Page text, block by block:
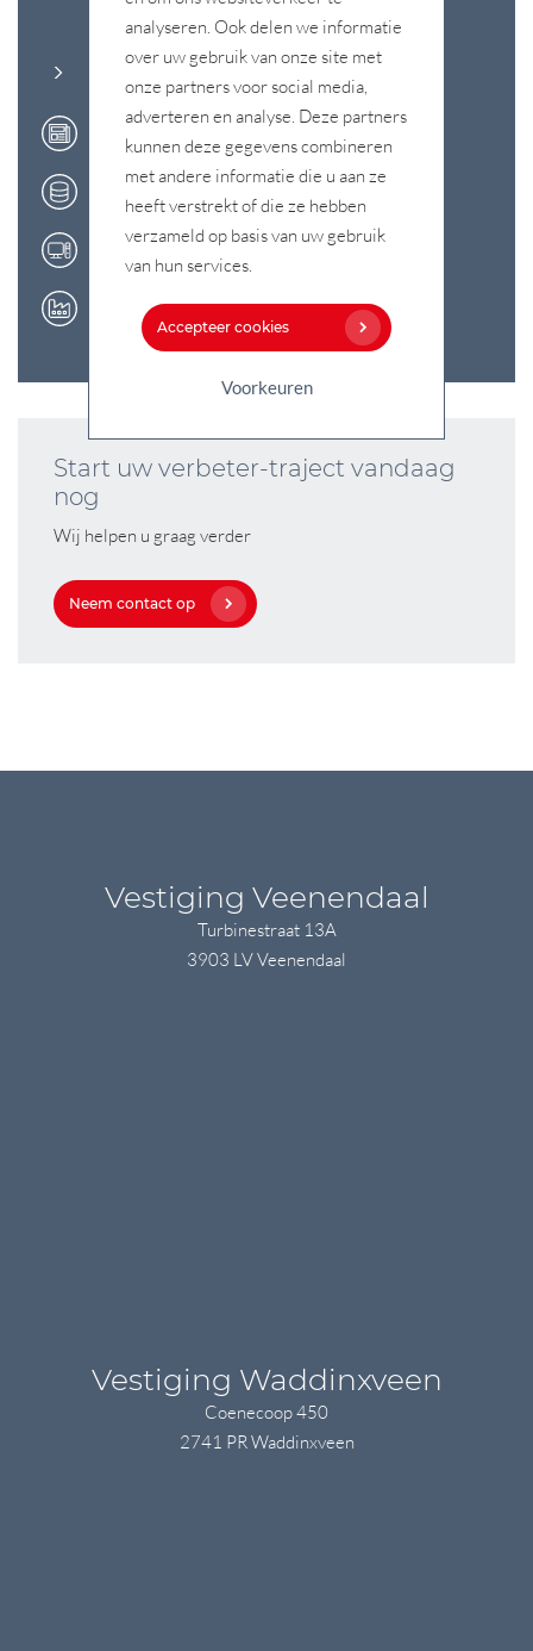
Alle categorieën
Actueel
Data & Optimization
DPS MES Software
Smart Factory
Start uw verbeter-traject vandaag
nog
Wij helpen u graag verder
Neem contact op
Vestiging Veenendaal
Turbinestraat 13A
3903 LV Veenendaal
Vestiging Waddinxveen
Coenecoop 450
2741 PR Waddinxveen
analyseren. Ook delen we informatie
over uw gebruik van onze site met
onze partners voor social media,
adverteren en analyse. Deze partners
kunnen deze gegevens combineren
met andere informatie die u aan ze
heeft verstrekt of die ze hebben
verzameld op basis van uw gebruik
van hun services.
Accepteer cookies
Voorkeuren